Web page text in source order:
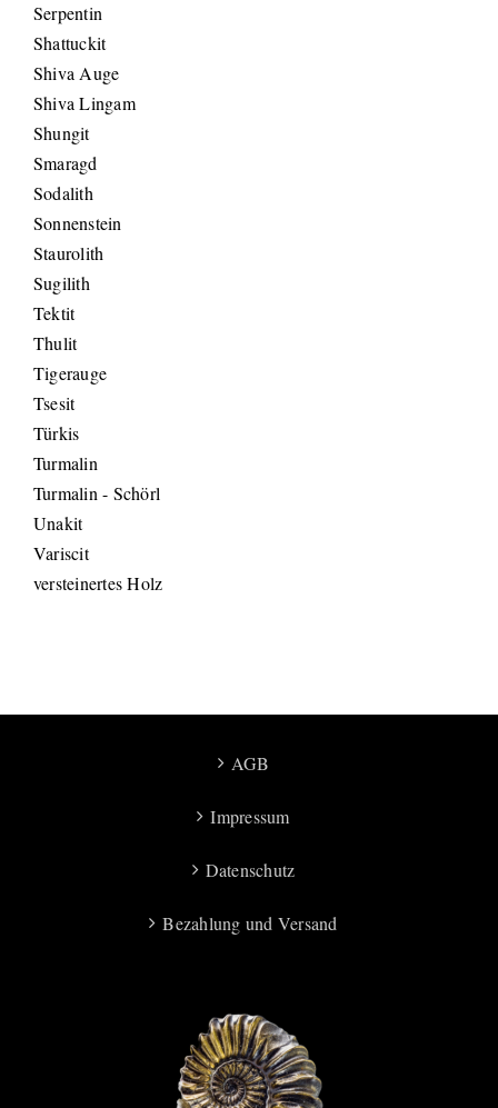
Serpentin
Shattuckit
Shiva Auge
Shiva Lingam
Shungit
Smaragd
Sodalith
Sonnenstein
Staurolith
Sugilith
Tektit
Thulit
Tigerauge
Tsesit
Türkis
Turmalin
Turmalin - Schörl
Unakit
Variscit
versteinertes Holz
AGB
Impressum
Datenschutz
Bezahlung und Versand